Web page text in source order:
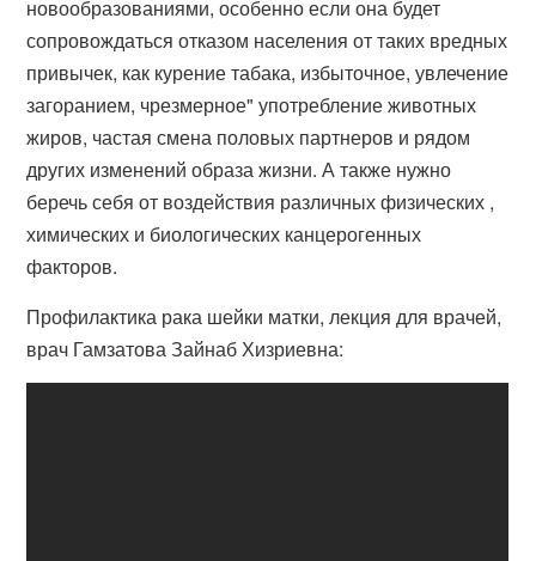
новообразованиями, особенно если она будет
сопровождаться отказом населения от таких вредных
привычек, как курение табака, избыточное, увлечение
загоранием, чрезмерное" употребление животных
жиров, частая смена половых партнеров и рядом
других изменений образа жизни. А также нужно
беречь себя от воздействия различных физических ,
химических и биологических канцерогенных
факторов.
Профилактика рака шейки матки, лекция для врачей,
врач Гамзатова Зайнаб Хизриевна: